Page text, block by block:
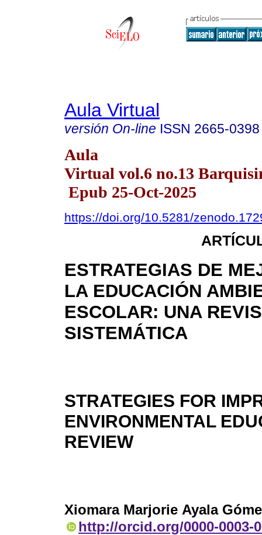
Aula Virtual
versión On-line ISSN 2665-0398
Aula
Virtual vol.6 no.13
Epub 25-Oct-2025
https://doi.org/10.5281/
ESTRATEGIAS DE
LA EDUCACIÓN
ESCOLAR: UNA
SISTEMÁTICA
STRATEGIES FOR
ENVIRONMENTAL
REVIEW
Xiomara Marjorie Ayala
http://orcid.org/0000-0003-